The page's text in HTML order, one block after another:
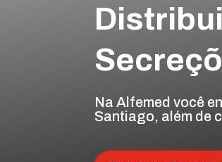
Na Alfemed você
Santiago, além de